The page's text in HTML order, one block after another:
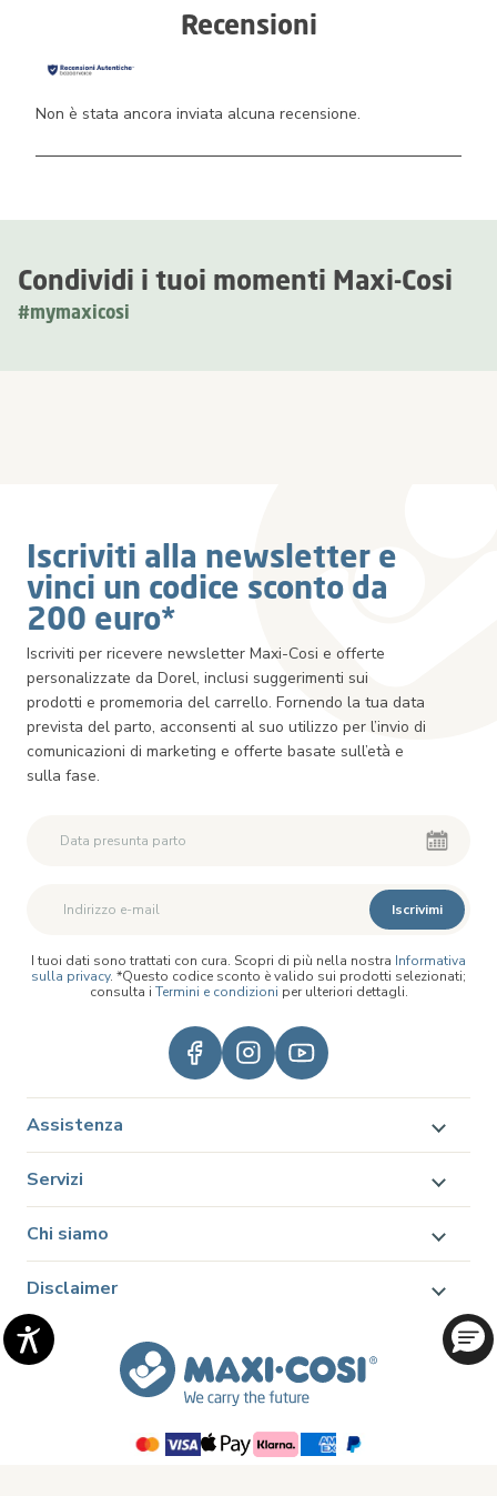
Condividi i tuoi momenti Maxi-Cosi
#mymaxicosi
Recensioni
Non è stata ancora inviata alcuna recensione.
Iscriviti alla newsletter e
vinci un codice sconto da
200 euro*
Iscriviti per ricevere newsletter Maxi-Cosi e offerte
personalizzate da Dorel, inclusi suggerimenti sui
prodotti e promemoria del carrello. Fornendo la tua data
prevista del parto, acconsenti al suo utilizzo per l’invio di
comunicazioni di marketing e offerte basate sull’età e
sulla fase.
Iscrivimi
I tuoi dati sono trattati con cura. Scopri di più nella nostra Informativa
sulla privacy. *Questo codice sconto è valido sui prodotti selezionati;
consulta i Termini e condizioni per ulteriori dettagli.
Assistenza
Servizi
Chi siamo
Disclaimer